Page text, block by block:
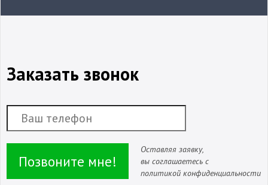
Заказать звонок
Позвоните мне!
Оставляя заявку,
вы соглашаетесь с
политикой конфиденциальности